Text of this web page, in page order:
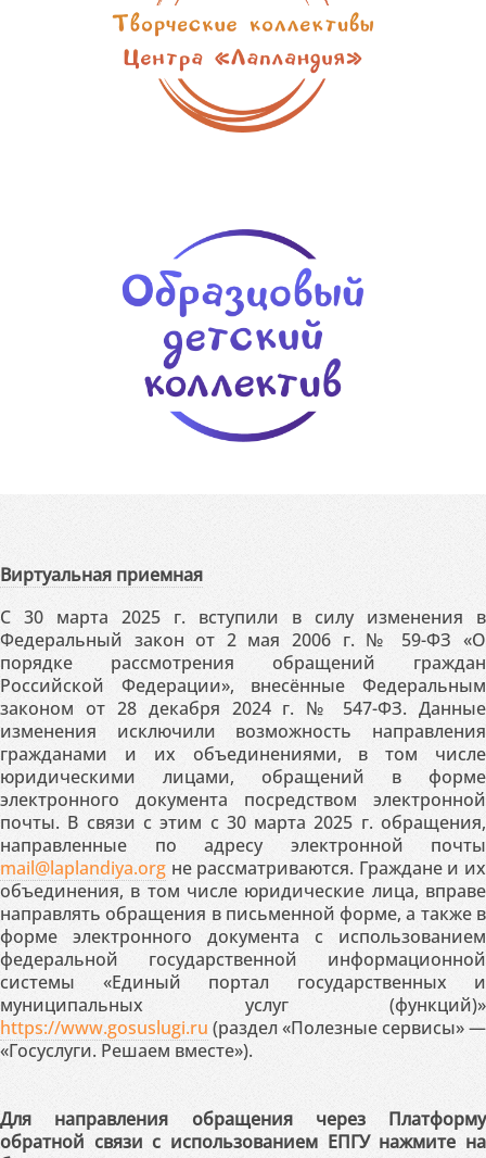
Виртуальная приемная
С 30 марта 2025 г. вступили в силу изменения в
Федеральный закон от 2 мая 2006 г. № 59-ФЗ «О
порядке рассмотрения обращений граждан
Российской Федерации», внесённые Федеральным
законом от 28 декабря 2024 г. № 547-ФЗ. Данные
изменения исключили возможность направления
гражданами и их объединениями, в том числе
юридическими лицами, обращений в форме
электронного документа посредством электронной
почты. В связи с этим с 30 марта 2025 г. обращения,
направленные по адресу электронной почты
mail@laplandiya.org не рассматриваются. Граждане и их
объединения, в том числе юридические лица, вправе
направлять обращения в письменной форме, а также в
форме электронного документа с использованием
федеральной государственной информационной
системы «Единый портал государственных и
муниципальных услуг (функций)»
https://www.gosuslugi.ru (раздел «Полезные сервисы» —
«Госуслуги. Решаем вместе»).
Для направления обращения через Платформу
обратной связи с использованием ЕПГУ нажмите на